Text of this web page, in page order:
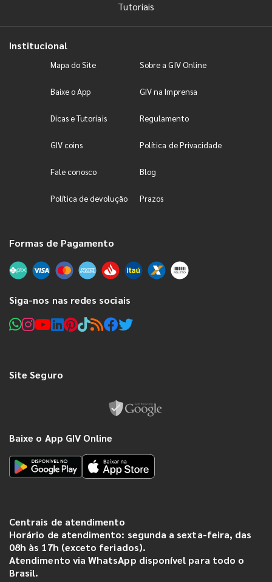
Tutoriais
Institucional
Mapa do Site Sobre a GIV Online
Baixe o App GIV na Imprensa
Dicas e Tutoriais Regulamento
GIV coins Política de Privacidade
Fale conosco Blog
Política de devolução Prazos
Formas de Pagamento
Siga-nos nas redes sociais
Site Seguro
Baixe o App GIV Online
Centrais de atendimento
Horário de atendimento: segunda a sexta-feira, das
08h às 17h (exceto feriados).
Atendimento via WhatsApp disponível para todo o
Brasil.